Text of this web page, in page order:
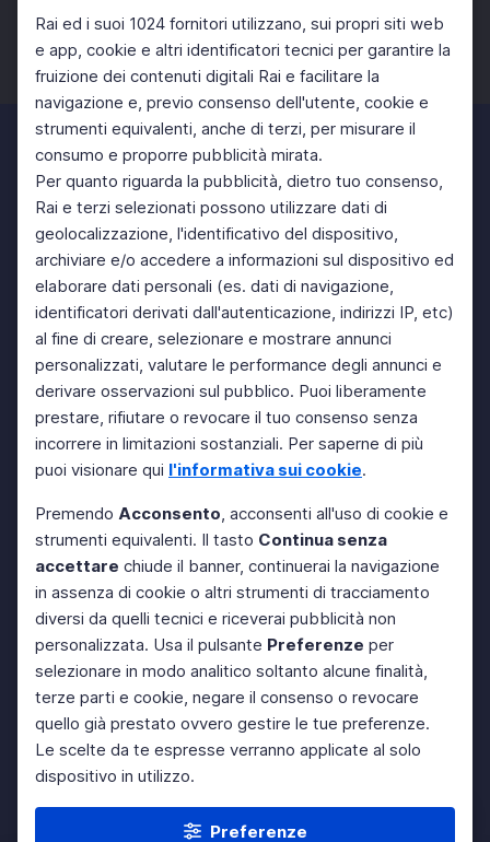
Rai ed i suoi 1024 fornitori utilizzano, sui propri siti web
e app, cookie e altri identificatori tecnici per garantire la
fruizione dei contenuti digitali Rai e facilitare la
navigazione e, previo consenso dell'utente, cookie e
strumenti equivalenti, anche di terzi, per misurare il
consumo e proporre pubblicità mirata.
Per quanto riguarda la pubblicità, dietro tuo consenso,
Rai e terzi selezionati possono utilizzare dati di
geolocalizzazione, l'identificativo del dispositivo,
archiviare e/o accedere a informazioni sul dispositivo ed
elaborare dati personali (es. dati di navigazione,
identificatori derivati dall'autenticazione, indirizzi IP, etc)
al fine di creare, selezionare e mostrare annunci
personalizzati, valutare le performance degli annunci e
derivare osservazioni sul pubblico. Puoi liberamente
prestare, rifiutare o revocare il tuo consenso senza
incorrere in limitazioni sostanziali. Per saperne di più
puoi visionare qui l'informativa sui cookie.
Premendo Acconsento, acconsenti all'uso di cookie e
strumenti equivalenti. Il tasto Continua senza
accettare chiude il banner, continuerai la navigazione
in assenza di cookie o altri strumenti di tracciamento
diversi da quelli tecnici e riceverai pubblicità non
personalizzata. Usa il pulsante Preferenze per
selezionare in modo analitico soltanto alcune finalità,
terze parti e cookie, negare il consenso o revocare
quello già prestato ovvero gestire le tue preferenze.
Le scelte da te espresse verranno applicate al solo
dispositivo in utilizzo.
Preferenze
Facebook Twitter Instagram